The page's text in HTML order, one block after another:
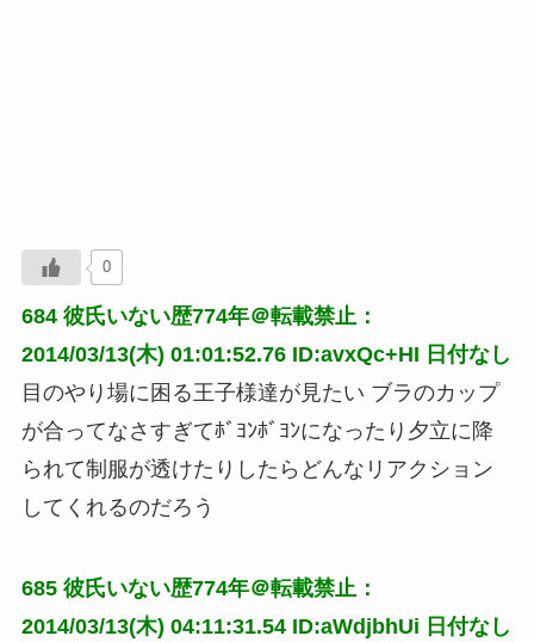
0
684 彼氏いない歴774年＠転載禁止：
2014/03/13(木) 01:01:52.76 ID:avxQc+HI 日付なし
目のやり場に困る王子様達が見たい ブラのカップ
が合ってなさすぎてﾎﾞﾖﾝﾎﾞﾖﾝになったり夕立に降
られて制服が透けたりしたらどんなリアクション
してくれるのだろう
685 彼氏いない歴774年＠転載禁止：
2014/03/13(木) 04:11:31.54 ID:aWdjbhUi 日付なし